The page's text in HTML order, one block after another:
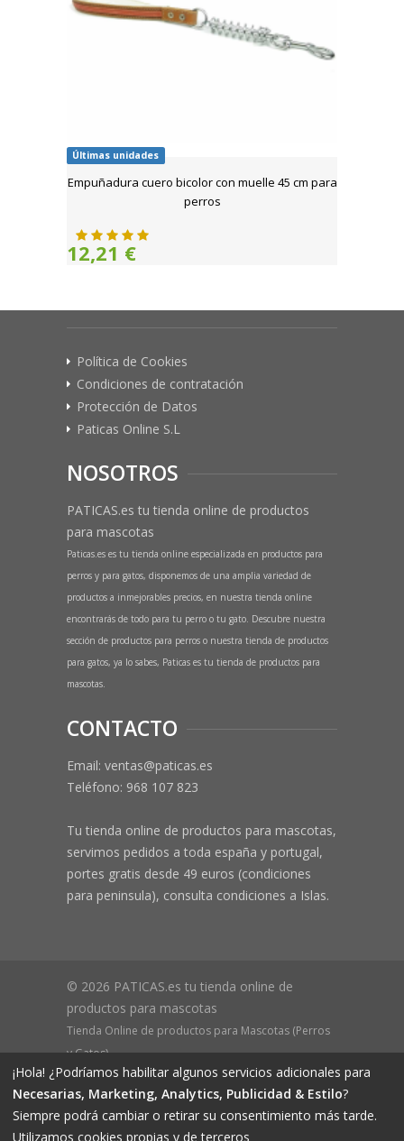
Últimas unidades
Empuñadura cuero bicolor con muelle 45 cm para
perros
12,21 €
Política de Cookies
Condiciones de contratación
Protección de Datos
Paticas Online S.L
NOSOTROS
PATICAS.es tu tienda online de productos
para mascotas
Paticas.es es tu tienda online especializada en productos para
perros y para gatos, disponemos de una amplia variedad de
productos a inmejorables precios, en nuestra tienda online
encontrarás de todo para tu perro o tu gato. Descubre nuestra
sección de productos para perros o nuestra tienda de productos
para gatos, ya lo sabes, Paticas es tu tienda de productos para
mascotas.
CONTACTO
Email: ventas@paticas.es
Teléfono: 968 107 823
Tu tienda online de productos para mascotas,
servimos pedidos a toda españa y portugal,
portes gratis desde 49 euros (condiciones
para peninsula), consulta condiciones a Islas.
© 2026 PATICAS.es tu tienda online de
productos para mascotas
Tienda Online de productos para Mascotas (Perros
y Gatos)
CIF B73648305 Domicilio: Av Monteazahar, 4 1º Izq,
30570, Beniaján (MURCIA) - ESPAÑA Inscrita en el
Registro Mercantil de Murcia Hoja MU-72366, Tomo
¡Hola! ¿Podríamos habilitar algunos servicios adicionales para
Necesarias, Marketing, Analytics, Publicidad & Estilo?
Siempre podrá cambiar o retirar su consentimiento más tarde.
Utilizamos cookies propias y de terceros